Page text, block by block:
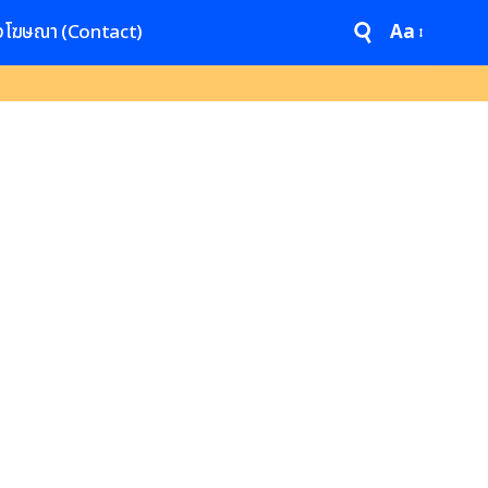
ฆษณา (Contact) Aa